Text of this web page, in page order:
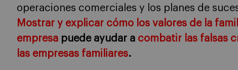
operaciones comerciales y los planes de
Mostrar y explicar cómo los valores de la
empresa puede ayudar a combatir las falsas
las empresas familiares.